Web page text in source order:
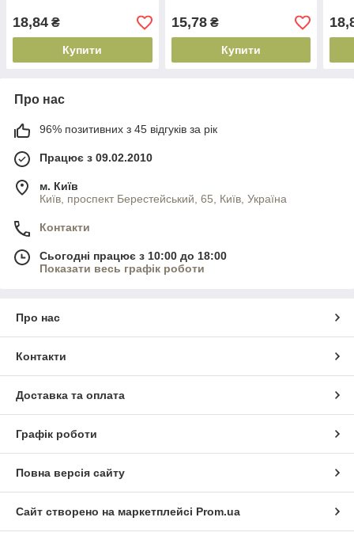
18,84 ₴
Купити
15,78₴
Купити
Про нас
96% позитивних з 45 відгуків за рік
Працює з 09.02.2010
м. Київ
Київ, проспект Берестейський, 65, Київ, Україна
Контакти
Сьогодні працює з 10:00 до 18:00
Показати весь графік роботи
Про нас
Контакти
Доставка та оплата
Графік роботи
Повна версія сайту
Сайт створено на маркетплейсі Prom.ua